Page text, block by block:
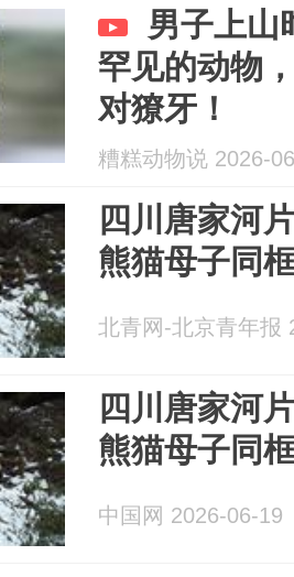
男子上山
罕见的动物
对獠牙！
糟糕动物说 2026-
四川唐家河
熊猫母子同
北青网-北京青年报
四川唐家河
熊猫母子同
中国网 2026-06-19